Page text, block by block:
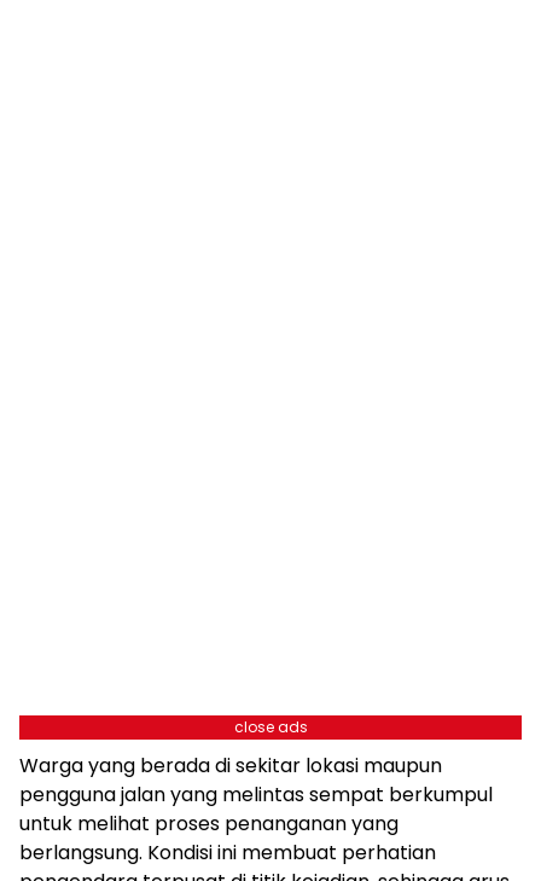
close ads
Warga yang berada di sekitar lokasi maupun
pengguna jalan yang melintas sempat berkumpul
untuk melihat proses penanganan yang
berlangsung. Kondisi ini membuat perhatian